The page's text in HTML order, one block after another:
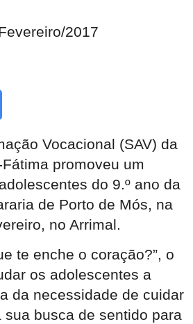
2017
Vocacional (SAV) da
promoveu um
do 9.º ano da
de Porto de Mós, na
no Arrimal.
te enche o coração?”, o
os adolescentes a
da necessidade de cuidar
sua busca de sentido para